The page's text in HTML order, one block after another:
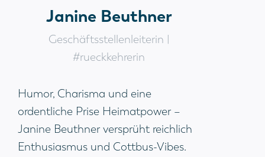
Janine Beuthner
Geschäftsstellenleiterin |
#rueckkehrerin
Humor, Charisma und eine
ordentliche Prise Heimatpower –
Janine Beuthner versprüht reichlich
Enthusiasmus und Cottbus-Vibes.